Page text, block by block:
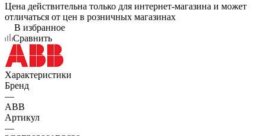
Цена действительна только для интернет-магазина и может
отличаться от цен в розничных магазинах
В избранное
Сравнить
Характеристики
Бренд
—
ABB
Артикул
—